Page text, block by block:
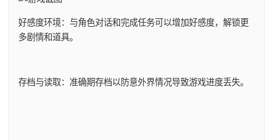
好感度环境：与角色对话和完成任务可以增加好感度，解锁更
多剧情和道具。
存档与读取：准确期存档以防意外界情况导致游戏进度丢失。